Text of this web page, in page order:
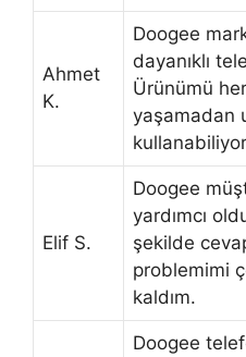
Ahmet
K.
Doogee
dayanıklı
Ürünümü
yaşamadan
Elif S.
Doogee
yardımcı
şekilde
problemimi
kaldım.
Doogee